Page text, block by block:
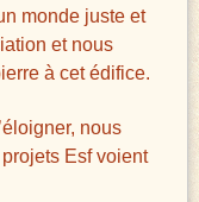
monde juste et
et nous
à cet édifice.
nous
Esf voient